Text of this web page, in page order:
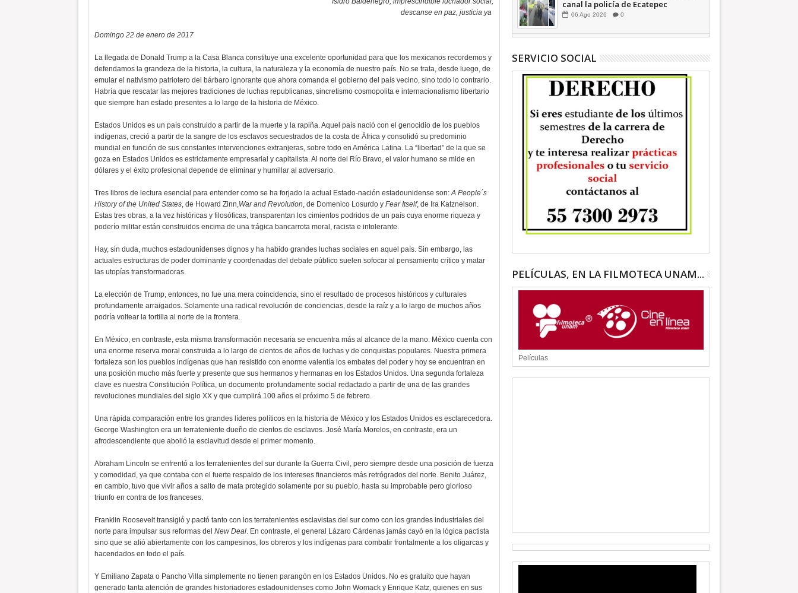
descanse en paz, justicia ya
Domingo 22 de enero de 2017
La llegada de Donald Trump a la Casa Blanca constituye una excelente oportunidad para que los mexicanos recordemos y
defendamos la grandeza de la historia, la cultura, la naturaleza y la economía de nuestro país. No se trata, desde luego, de
emular el nativismo patriotero del bárbaro ignorante que ahora comanda el gobierno del país vecino, sino todo lo contrario.
Habría que rescatar las mejores tradiciones de luchas republicanas, sincretismo cosmopolita e internacionalismo libertario
que siempre han estado presentes a lo largo de la historia de México.
Estados Unidos es un país construido a partir de la muerte y la rapiña. Aquel país nació con el genocidio de los pueblos
indígenas, creció a partir de la sangre de los esclavos secuestrados de la costa de África y consolidó su predominio
mundial en función de sus constantes intervenciones extranjeras, sobre todo en América Latina. La “libertad” de la que se
goza en Estados Unidos es estrictamente empresarial y capitalista. Al norte del Río Bravo, el valor humano se mide en
dólares y el éxito profesional depende de eliminar y humillar al adversario.
Tres libros de lectura esencial para entender como se ha forjado la actual Estado-nación estadounidense son:A People´s
History of the United States, de Howard Zinn,War and Revolution, de Domenico Losurdo y Fear Itself, de Ira Katznelson.
Estas tres obras, a la vez históricas y filosóficas, transparentan los cimientos podridos de un país cuya enorme riqueza y
poderío militar están construidos encima de una trágica bancarrota moral, racista e intolerante.
Hay, sin duda, muchos estadounidenses dignos y ha habido grandes luchas sociales en aquel país. Sin embargo, las
actuales estructuras de poder dominante y coordenadas del debate público suelen sofocar al pensamiento crítico y matar
las utopías transformadoras.
La elección de Trump, entonces, no fue una mera coincidencia, sino el resultado de procesos históricos y culturales
profundamente arraigados. Solamente una radical revolución de conciencias, desde la raíz y a lo largo de muchos años
podría voltear la tortilla al norte de la frontera.
En México, en contraste, esta misma transformación necesaria se encuentra más al alcance de la mano. México cuenta con
una enorme reserva moral construida a lo largo de cientos de años de luchas y de conquistas populares. Nuestra primera
fortaleza son los pueblos indígenas que han resistido con enorme valentía los embates del poder y hoy se encuentran en
una posición mucho más fuerte y presente que sus hermanos y hermanas en los Estados Unidos. Una segunda fortaleza
clave es nuestra Constitución Política, un documento profundamente social redactado a partir de una de las grandes
revoluciones mundiales del siglo XX y que cumplirá 100 años el próximo 5 de febrero.
Una rápida comparación entre los grandes líderes políticos en la historia de México y los Estados Unidos es esclarecedora.
George Washington era un terrateniente dueño de cientos de esclavos. José María Morelos, en contraste, era un
afrodescendiente que abolió la esclavitud desde el primer momento.
Abraham Lincoln se enfrentó a los terratenientes del sur durante la Guerra Civil, pero siempre desde una posición de fuerza
y comodidad, ya que contaba con el fuerte respaldo de los intereses financieros más retrógrados del norte. Benito Juárez,
en cambio, tuvo que vivir años a salto de mata protegido solamente por su pueblo, hasta su improbable pero glorioso
triunfo en contra de los franceses.
Franklin Roosevelt transigió y pactó tanto con los terratenientes esclavistas del sur como con los grandes industriales del
norte para impulsar sus reformas del New Deal. En contraste, el general Lázaro Cárdenas jamás cayó en la lógica pactista
sino que se alió abiertamente con los campesinos, los obreros y los indígenas para combatir frontalmente a los oligarcas y
hacendados en todo el país.
Y Emiliano Zapata o Pancho Villa simplemente no tienen parangón en los Estados Unidos. No es gratuito que hayan
generado tanta atención de grandes historiadores estadounidenses como John Womack y Enrique Katz, quienes en sus
canal la policía de Ecatepec
INFORMATIVA
06 Ago 2026 0
SERVICIO SOCIAL
PELÍCULAS, EN LA FILMOTECA UNAM...
Películas